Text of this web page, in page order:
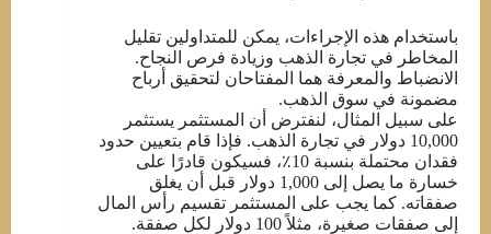
باستخدام هذه الإجراءات، يمكن للمتداولين تقليل
المخاطر في تجارة الذهب وزيادة فرص النجاح.
الانضباط والمعرفة هما المفتاحان لتحقيق أرباح
مضمونة في سوق الذهب.
على سبيل المثال، لنفترض أن المستثمر يستثمر
10,000 دولار في تجارة الذهب. فإذا قام بتعيين حدود
فقدان محتملة بنسبة 10٪، فسيكون قادرًا على
خسارة ما يصل إلى 1,000 دولار قبل أن يغلق
صفقاته. كما يجب على المستثمر تقسيم رأس المال
إلى صفقات صغيرة، مثلاً 100 دولار لكل صفقة.